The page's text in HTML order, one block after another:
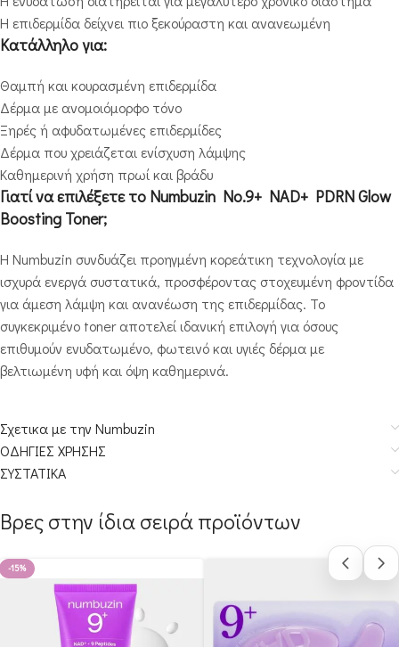
Η επιδερμίδα δείχνει πιο ξεκούραστη και ανανεωμένη
Κατάλληλο για:
Θαμπή και κουρασμένη επιδερμίδα
Δέρμα με ανομοιόμορφο τόνο
Ξηρές ή αφυδατωμένες επιδερμίδες
Δέρμα που χρειάζεται ενίσχυση λάμψης
Καθημερινή χρήση πρωί και βράδυ
Γιατί να επιλέξετε το Numbuzin No.9+ NAD+ PDRN Glow
Boosting Toner;
Η Numbuzin συνδυάζει προηγμένη κορεάτικη τεχνολογία με
ισχυρά ενεργά συστατικά, προσφέροντας στοχευμένη φροντίδα
για άμεση λάμψη και ανανέωση της επιδερμίδας. Το
συγκεκριμένο toner αποτελεί ιδανική επιλογή για όσους
επιθυμούν ενυδατωμένο, φωτεινό και υγιές δέρμα με
βελτιωμένη υφή και όψη καθημερινά.
Σχετικα με την Numbuzin
ΟΔΗΓΙΕΣ ΧΡΗΣΗΣ
ΣΥΣΤΑΤΙΚΑ
Βρες στην ίδια σειρά προϊόντων
-15%